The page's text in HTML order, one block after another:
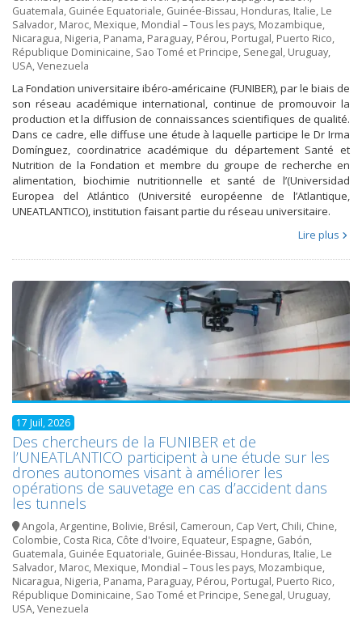
Guatemala, Guinée Equatoriale, Guinée-Bissau, Honduras, Italie, Le
Salvador, Maroc, Mexique, Mondial – Tous les pays, Mozambique,
Nicaragua, Nigeria, Panama, Paraguay, Pérou, Portugal, Puerto Rico,
République Dominicaine, Sao Tomé et Principe, Senegal, Uruguay,
USA,Venezuela
La Fondation universitaire ibéro-américaine (FUNIBER), par le biais de
son réseau académique international, continue de promouvoir la
production et la diffusion de connaissances scientifiques de qualité.
Dans ce cadre, elle diffuse une étude à laquelle participe le Dr Irma
Domínguez, coordinatrice académique du département Santé et
Nutrition de la Fondation et membre du groupe de recherche en
alimentation, biochimie nutritionnelle et santé de l’(Universidad
Europea del Atlántico (Université européenne de l’Atlantique,
UNEATLANTICO), institution faisant partie du réseau universitaire.
Lire plus
17 Juil, 2026
Des chercheurs de la FUNIBER et de
l’UNEATLANTICO participent à une étude sur les
drones autonomes visant à améliorer les
opérations de sauvetage en cas d’accident dans
les tunnels
Angola,Argentine, Bolivie, Brésil, Cameroun, Cap Vert, Chili, Chine,
Colombie, Costa Rica, Côte d'Ivoire, Equateur, Espagne, Gabón,
Guatemala, Guinée Equatoriale, Guinée-Bissau, Honduras, Italie, Le
Salvador, Maroc, Mexique, Mondial – Tous les pays, Mozambique,
Nicaragua, Nigeria, Panama, Paraguay, Pérou, Portugal, Puerto Rico,
République Dominicaine, Sao Tomé et Principe, Senegal, Uruguay,
USA,Venezuela